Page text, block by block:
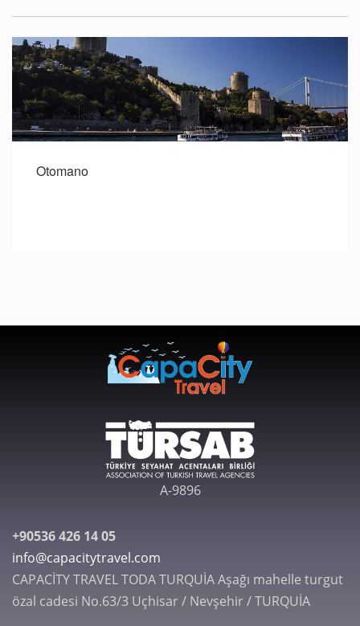
Otomano
A-9896
+90536 426 14 05
info@capacitytravel.com
CAPACİTY TRAVEL TODA TURQUİA Aşağı mahelle turgut
özal cadesi No.63/3 Uçhisar / Nevşehir / TURQUİA